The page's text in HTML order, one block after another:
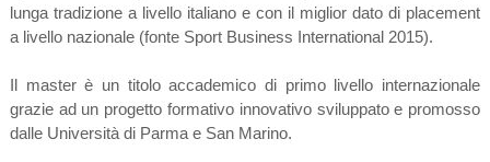
lunga tradizione a livello italiano e con il miglior dato di placement
a livello nazionale (fonte Sport Business International 2015).
Il master è un titolo accademico di primo livello internazionale
grazie ad un progetto formativo innovativo sviluppato e promosso
dalle Università di Parma e San Marino.